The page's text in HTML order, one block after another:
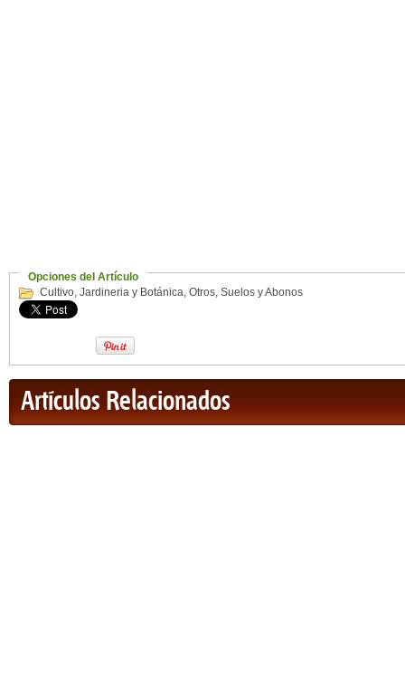
Opciones del Artículo
Cultivo, Jardineria y Botánica, Otros, Suelos y Abonos
Artículos Relacionados